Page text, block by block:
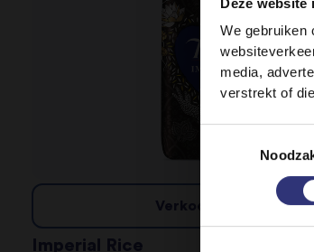
We gebruiken
media,
verstrekt of
Verkooplocaties
Imperial Rice